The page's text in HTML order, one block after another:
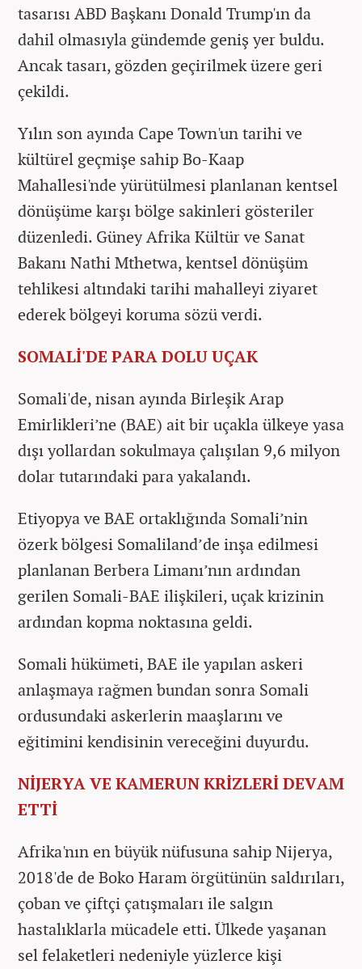
tasarısı ABD Başkanı Donald Trump'ın da
dahil olmasıyla gündemde geniş yer buldu.
Ancak tasarı, gözden geçirilmek üzere geri
çekildi.
Yılın son ayında Cape Town'un tarihi ve
kültürel geçmişe sahip Bo-Kaap
Mahallesi'nde yürütülmesi planlanan kentsel
dönüşüme karşı bölge sakinleri gösteriler
düzenledi. Güney Afrika Kültür ve Sanat
Bakanı Nathi Mthetwa, kentsel dönüşüm
tehlikesi altındaki tarihi mahalleyi ziyaret
ederek bölgeyi koruma sözü verdi.
SOMALİ'DE PARA DOLU UÇAK
Somali'de, nisan ayında Birleşik Arap
Emirlikleri’ne (BAE) ait bir uçakla ülkeye yasa
dışı yollardan sokulmaya çalışılan 9,6 milyon
dolar tutarındaki para yakalandı.
Etiyopya ve BAE ortaklığında Somali’nin
özerk bölgesi Somaliland’de inşa edilmesi
planlanan Berbera Limanı’nın ardından
gerilen Somali-BAE ilişkileri, uçak krizinin
ardından kopma noktasına geldi.
Somali hükümeti, BAE ile yapılan askeri
anlaşmaya rağmen bundan sonra Somali
ordusundaki askerlerin maaşlarını ve
eğitimini kendisinin vereceğini duyurdu.
NİJERYA VE KAMERUN KRİZLERİ DEVAM
ETTİ
Afrika'nın en büyük nüfusuna sahip Nijerya,
2018'de de Boko Haram örgütünün saldırıları,
çoban ve çiftçi çatışmaları ile salgın
hastalıklarla mücadele etti. Ülkede yaşanan
sel felaketleri nedeniyle yüzlerce kişi